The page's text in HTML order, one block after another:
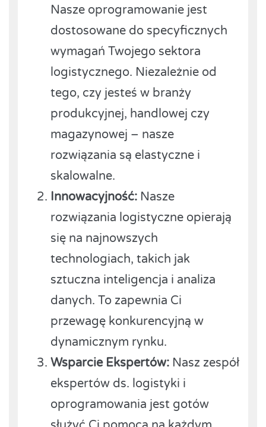
Nasze oprogramowanie jest
dostosowane do specyficznych
wymagań Twojego sektora
logistycznego. Niezależnie od
tego, czy jesteś w branży
produkcyjnej, handlowej czy
magazynowej – nasze
rozwiązania są elastyczne i
skalowalne.
Innowacyjność: Nasze
rozwiązania logistyczne opierają
się na najnowszych
technologiach, takich jak
sztuczna inteligencja i analiza
danych. To zapewnia Ci
przewagę konkurencyjną w
dynamicznym rynku.
Wsparcie Ekspertów: Nasz zespół
ekspertów ds. logistyki i
oprogramowania jest gotów